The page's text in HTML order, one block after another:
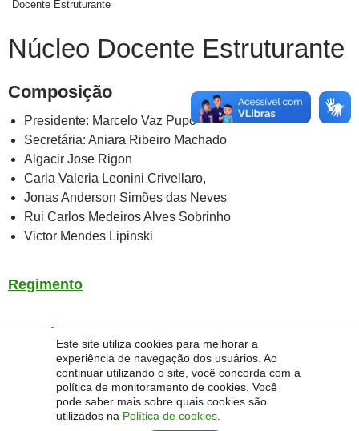
Este site utiliza cookies para melhorar a
experiência de navegação dos usuários. Ao
continuar utilizando o site, você concorda com a
política de monitoramento de cookies. Você
pode saber mais sobre quais cookies são
utilizados na Política de cookies
Docente Estruturante
Núcleo Docente Estruturante
Composição
Presidente: Marcelo Vaz Pupo
Secretária: Aniara Ribeiro Machado
Algacir Jose Rigon
Carla Valeria Leonini Crivellaro,
Jonas Anderson Simões das Neves
Rui Carlos Medeiros Alves Sobrinho
Victor Mendes Lipinski
Regimento
Portaria